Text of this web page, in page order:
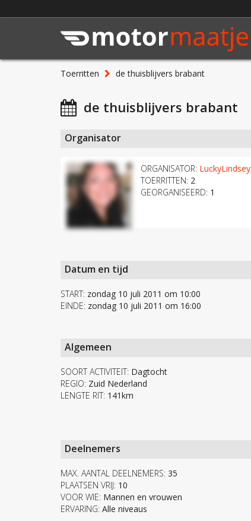
Toerritten de thuisblijvers brabant
de thuisblijvers brabant
Organisator
ORGANISATOR: LuckyLindsey
TOERRITTEN: 2
GEORGANISEERD: 1
Datum en tijd
START: zondag 10 juli 2011 om 10:00
EINDE: zondag 10 juli 2011 om 16:00
Algemeen
SOORT ACTIVITEIT: Dagtocht
REGIO: Zuid Nederland
LENGTE RIT: 141km
Deelnemers
MAX. AANTAL DEELNEMERS: 35
PLAATSEN VRIJ: 10
VOOR WIE: Mannen en vrouwen
ERVARING: Alle niveaus